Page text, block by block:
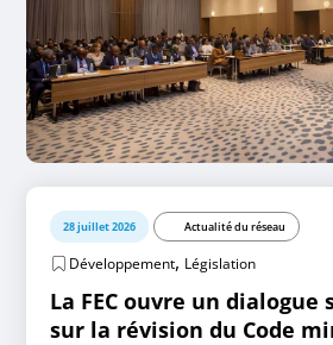
28 juillet 2026 Actualité du réseau
Développement, Législation
La FEC ouvre un dialogue
sur la révision du Code